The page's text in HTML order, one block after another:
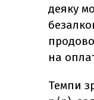
деяку
на
Темпи